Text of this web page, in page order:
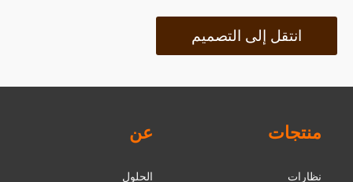
انتقل إلى التصميم
منتجات
نظارات
عن
الحلول